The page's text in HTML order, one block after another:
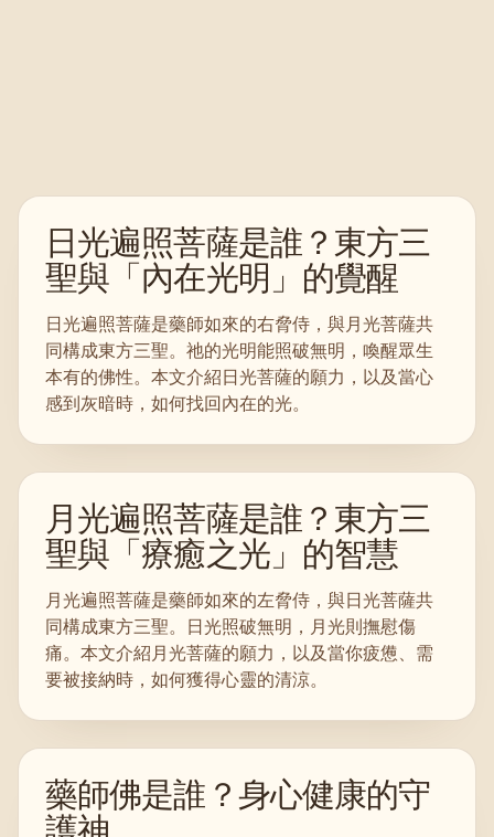
日光遍照菩薩是誰？東方三
聖與「內在光明」的覺醒
日光遍照菩薩是藥師如來的右脅侍，與月光菩薩共
同構成東方三聖。祂的光明能照破無明，喚醒眾生
本有的佛性。本文介紹日光菩薩的願力，以及當心
感到灰暗時，如何找回內在的光。
月光遍照菩薩是誰？東方三
聖與「療癒之光」的智慧
月光遍照菩薩是藥師如來的左脅侍，與日光菩薩共
同構成東方三聖。日光照破無明，月光則撫慰傷
痛。本文介紹月光菩薩的願力，以及當你疲憊、需
要被接納時，如何獲得心靈的清涼。
藥師佛是誰？身心健康的守
護神